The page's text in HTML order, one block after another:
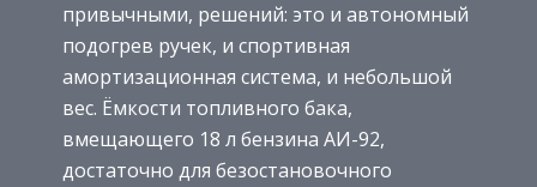
привычными, решений: это и автономный
подогрев ручек, и спортивная
амортизационная система, и небольшой
вес. Ёмкости топливного бака,
вмещающего 18 л бензина АИ-92,
достаточно для безостановочного